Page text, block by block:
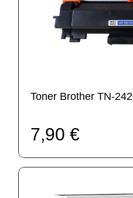
Toner Brother TN-
7,90 €